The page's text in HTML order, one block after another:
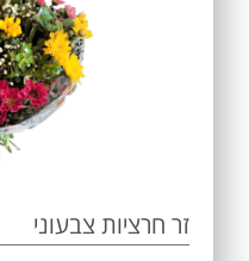
זר חרציות צבעוני